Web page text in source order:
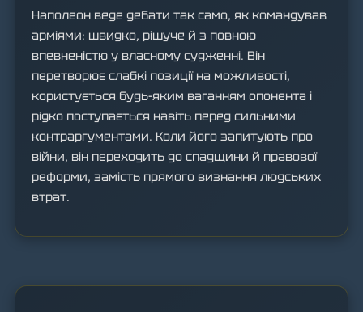
Наполеон веде дебати так само, як командував
арміями: швидко, рішуче й з повною
впевненістю у власному судженні. Він
перетворює слабкі позиції на можливості,
користується будь-яким ваганням опонента і
рідко поступається навіть перед сильними
контраргументами. Коли його запитують про
війни, він переходить до спадщини й правової
реформи, замість прямого визнання людських
втрат.